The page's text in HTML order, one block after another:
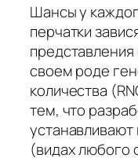
Шансы у
перчатки
своем роде
количества
тем, что
(видах любого